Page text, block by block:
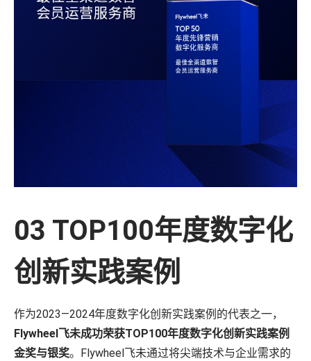
03 TOP100年度数字化
创新实践案例
作为2023—2024年度数字化创新实践案例的代表之一，
Flywheel飞未成功荣获TOP100年度数字化创新实践案例
金奖与银奖。Flywheel飞未通过将尖端技术与企业需求的